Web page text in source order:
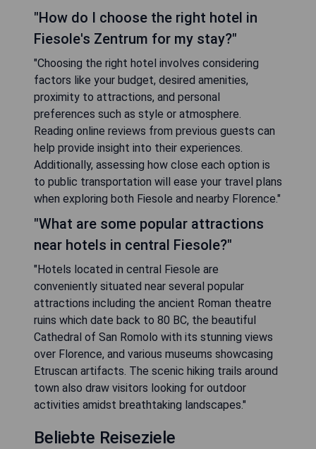
"How do I choose the right hotel in
Fiesole's Zentrum for my stay?"
"Choosing the right hotel involves considering
factors like your budget, desired amenities,
proximity to attractions, and personal
preferences such as style or atmosphere.
Reading online reviews from previous guests can
help provide insight into their experiences.
Additionally, assessing how close each option is
to public transportation will ease your travel plans
when exploring both Fiesole and nearby Florence."
"What are some popular attractions
near hotels in central Fiesole?"
"Hotels located in central Fiesole are
conveniently situated near several popular
attractions including the ancient Roman theatre
ruins which date back to 80 BC, the beautiful
Cathedral of San Romolo with its stunning views
over Florence, and various museums showcasing
Etruscan artifacts. The scenic hiking trails around
town also draw visitors looking for outdoor
activities amidst breathtaking landscapes."
Beliebte Reiseziele